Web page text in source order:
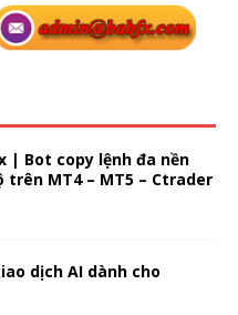
| Bot copy lệnh đa nền
MT4 – MT5 – Ctrader
dịch AI dành cho